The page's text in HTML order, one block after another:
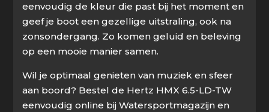
eenvoudig de kleur die past bij het moment en
geef je boot een gezellige uitstraling, ook na
zonsondergang. Zo komen geluid en beleving
op een mooie manier samen.
Wil je optimaal genieten van muziek en sfeer
aan boord? Bestel de Hertz HMX 6.5-LD-TW
eenvoudig online bij Watersportmagazijn en